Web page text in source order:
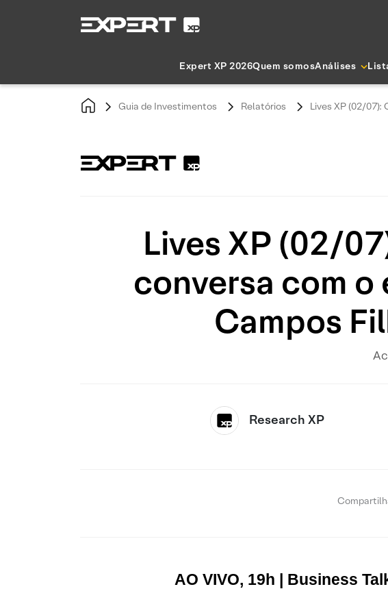
Expert XP 2026Quem somosAnálises
Guia de Investimentos Relatórios Lives XP (02/
Lives XP (02/
conversa com
Campos
Research XP
AO VIVO, 19h | Business